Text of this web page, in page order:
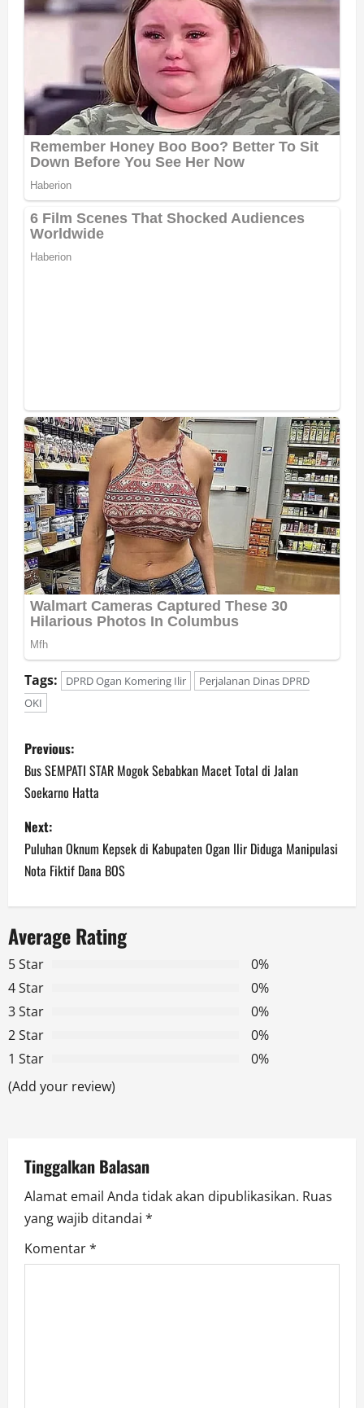
Tags: DPRD Ogan Komering Ilir
Perjalanan Dinas DPRD
OKI
P
o
s
t
n
a
v
i
g
a
t
o
n
Previous:
Bus SEMPATI STAR Mogok Sebabkan Macet Total di Jalan
Soekarno Hatta
Next:
Puluhan Oknum Kepsek di Kabupaten Ogan Ilir Diduga Manipulasi
Nota Fiktif Dana BOS
Average Rating
5 Star
0%
4 Star
0%
3 Star
0%
2 Star
0%
1 Star
0%
(Add your review)
Tinggalkan Balasan
Alamat email Anda tidak akan dipublikasikan. Ruas
yang wajib ditandai *
Komentar*